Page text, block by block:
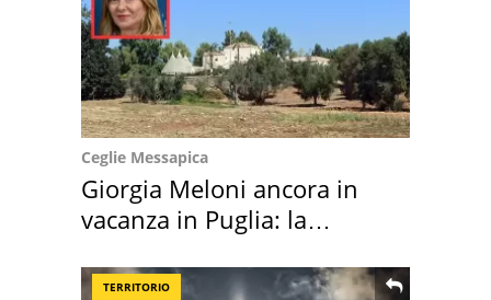
Ceglie Messapica
Giorgia Meloni ancora in
vacanza in Puglia: la
TERRITORIO